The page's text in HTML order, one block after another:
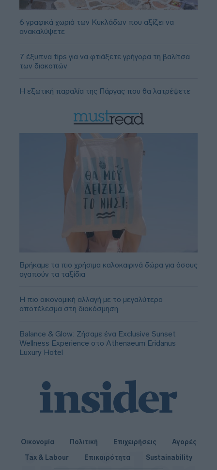
6 γραφικά χωριά των Κυκλάδων που αξίζει να
ανακαλύψετε
7 έξυπνα tips για να φτιάξετε γρήγορα τη βαλίτσα
των διακοπών
Η εξωτική παραλία της Πάργας που θα λατρέψετε
Βρήκαμε τα πιο χρήσιμα καλοκαιρινά δώρα για όσους
αγαπούν τα ταξίδια
Η πιο οικονομική αλλαγή με το μεγαλύτερο
αποτέλεσμα στη διακόσμηση
Balance & Glow: Ζήσαμε ένα Exclusive Sunset
Wellness Experience στο Athenaeum Eridanus
Luxury Hotel
Οικονομία Πολιτική Επιχειρήσεις
Αγορές
Tax & Labour
Επικαιρότητα Sustainability